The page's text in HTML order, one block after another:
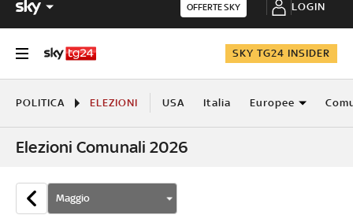
OFFERTE SKY LOGIN
SKY TG24 INSIDER
POLITICA ELEZIONI USA Italia Europee
Elezioni Comunali 2026
Maggio